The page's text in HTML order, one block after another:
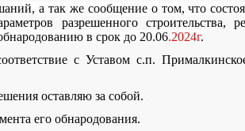
а так же сообщение о том, что
разрешенного строительства,
в срок до 20.06.2024г.
с Уставом с.п.
оставляю за собой.
его обнародования.